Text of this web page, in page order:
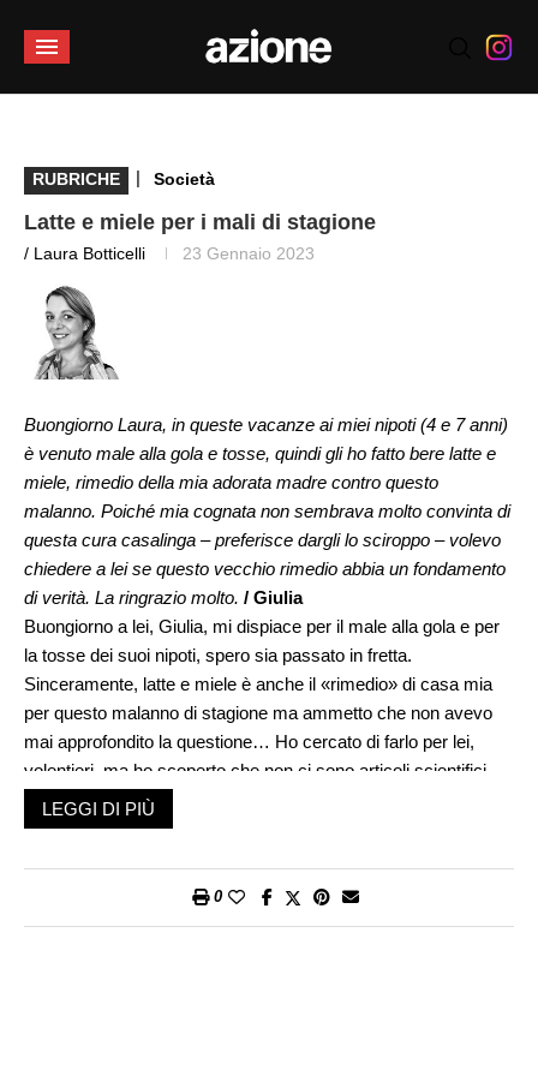
RUBRICHE | Società
Latte e miele per i mali di stagione
/ Laura Botticelli 23 Gennaio 2023
Buongiorno Laura, in queste vacanze ai miei nipoti (4 e 7 anni)
è venuto male alla gola e tosse, quindi gli ho fatto bere latte e
miele, rimedio della mia adorata madre contro questo
malanno. Poiché mia cognata non sembrava molto convinta di
questa cura casalinga – preferisce dargli lo sciroppo – volevo
chiedere a lei se questo vecchio rimedio abbia un fondamento
di verità. La ringrazio molto. / Giulia
Buongiorno a lei, Giulia, mi dispiace per il male alla gola e per
la tosse dei suoi nipoti, spero sia passato in fretta.
Sinceramente, latte e miele è anche il «rimedio» di casa mia
per questo malanno di stagione ma ammetto che non avevo
mai approfondito la questione… Ho cercato di farlo per lei,
volentieri, ma ho scoperto che non ci sono articoli scientifici
che spieghino come mai la combinazione latte e miele sia
ideale contro il male alla gola con tosse. Il latte non viene mai
Sembra infatti che mescolare due cucchiai di miele in un
LEGGI DI PIÙ
0